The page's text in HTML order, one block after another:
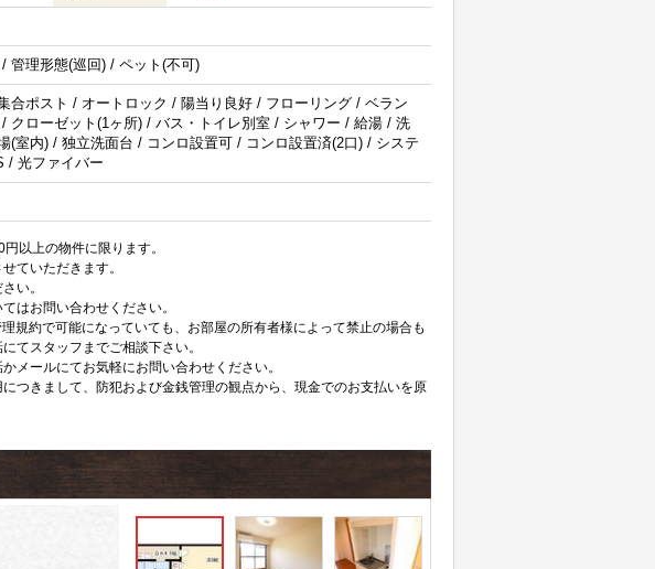
管理形態(巡回) / ペット(不可)
合ポスト / オートロック / 陽当り良好 / フローリング / ベラン
クローゼット(1ヶ所) / バス・トイレ別室 / シャワー / 給湯 / 洗
(室内) / 独立洗面台 / コンロ設置可 / コンロ設置済(2口) / システ
/ 光ファイバー
以上の物件に限ります。
ていただきます。
い。
はお問い合わせください。
規約で可能になっていても、お部屋の所有者様によって禁止の場合も
てスタッフまでご相談下さい。
メールにてお気軽にお問い合わせください。
つきまして、防犯および金銭管理の観点から、現金でのお支払いを原